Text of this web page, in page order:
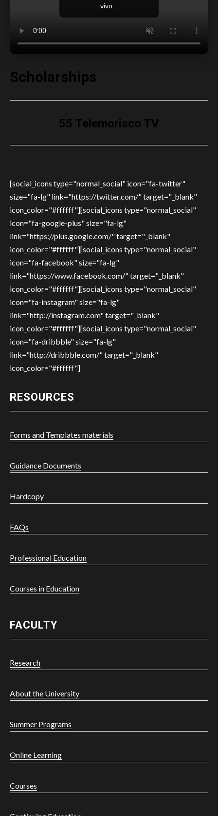
vivo...
Scholarships
55 Telemorisco TV
[social_icons type="normal_social" icon="fa-twitter"
size="fa-lg" link="https://twitter.com/" target="_blank"
icon_color="#ffffff"][social_icons type="normal_social"
icon="fa-google-plus" size="fa-lg"
link="https://plus.google.com/" target="_blank"
icon_color="#ffffff"][social_icons type="normal_social"
icon="fa-facebook" size="fa-lg"
link="https://www.facebook.com/" target="_blank"
icon_color="#ffffff"][social_icons type="normal_social"
icon="fa-instagram" size="fa-lg"
link="http://instagram.com" target="_blank"
icon_color="#ffffff"][social_icons type="normal_social"
icon="fa-dribbble" size="fa-lg"
link="http://dribbble.com/" target="_blank"
icon_color="#ffffff"]
RESOURCES
Forms and Templates materials
Guidance Documents
Hardcopy
FAQs
Professional Education
Courses in Education
FACULTY
Research
About the University
Summer Programs
Online Learning
CoursesHola